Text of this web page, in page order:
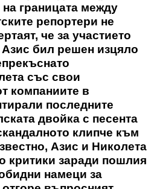
границата между
репортери не
че за участието
Азис бил решен изцяло
със свои
компаниите в
последните
двойка с песента
клипче към
Азис и Николета
критики заради пошлия
намеци за